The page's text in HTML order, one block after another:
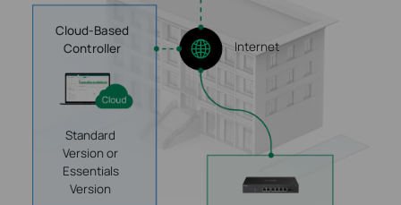
Cloud-Based
Controller
Standard
Version or
Essentials
Version
Internet